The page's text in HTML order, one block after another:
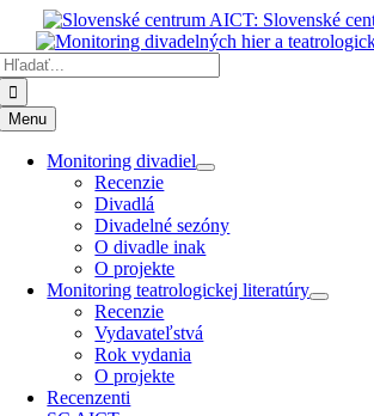
Preskočiť
obsahu
Menu
Monitoring divadiel
Recenzie
Divadlá
Divadelné sezóny
O divadle inak
O projekte
Monitoring teatrologickej literatúry
Recenzie
Vydavateľstvá
Rok vydania
O projekte
Recenzenti